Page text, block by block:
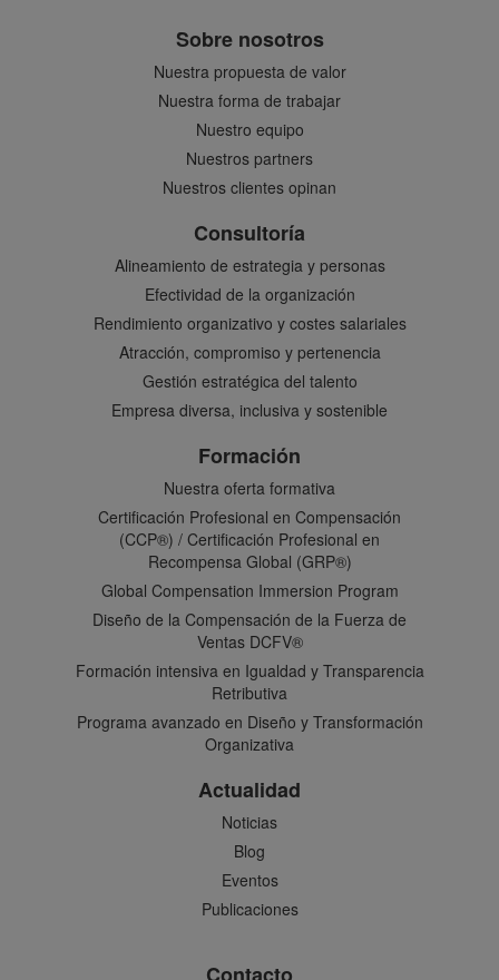
Sobre nosotros
Nuestra propuesta de valor
Nuestra forma de trabajar
Nuestro equipo
Nuestros partners
Nuestros clientes opinan
Consultoría
Alineamiento de estrategia y personas
Efectividad de la organización
Rendimiento organizativo y costes salariales
Atracción, compromiso y pertenencia
Gestión estratégica del talento
Empresa diversa, inclusiva y sostenible
Formación
Nuestra oferta formativa
Certificación Profesional en Compensación
(CCP®) / Certificación Profesional en
Recompensa Global (GRP®)
Global Compensation Immersion Program
Diseño de la Compensación de la Fuerza de
Ventas DCFV®
Formación intensiva en Igualdad y Transparencia
Retributiva
Programa avanzado en Diseño y Transformación
Organizativa
Actualidad
Noticias
Blog
Eventos
Publicaciones